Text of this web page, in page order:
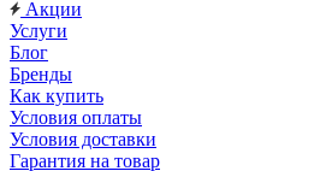
Акции
Услуги
Блог
Бренды
Как купить
Условия оплаты
Условия доставки
Гарантия на товар